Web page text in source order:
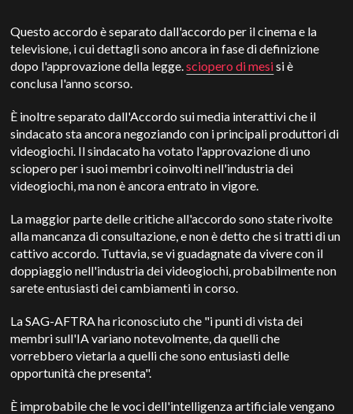
Questo accordo è separato dall'accordo per il cinema e la
televisione, i cui dettagli sono ancora in fase di definizione
dopo l'approvazione della legge.sciopero di mesisi è
conclusa l'anno scorso.
È inoltre separato dall'Accordo sui media interattivi che il
sindacato sta ancora negoziando con i principali produttori di
videogiochi. Il sindacato ha votato l'approvazione di uno
sciopero per i suoi membri coinvolti nell'industria dei
videogiochi, ma non è ancora entrato in vigore.
La maggior parte delle critiche all'accordo sono state rivolte
alla mancanza di consultazione, e non è detto che si tratti di un
cattivo accordo. Tuttavia, se vi guadagnate da vivere con il
doppiaggio nell'industria dei videogiochi, probabilmente non
sarete entusiasti dei cambiamenti in corso.
La SAG-AFTRA ha riconosciuto che "i punti di vista dei
membri sull'IA variano notevolmente, da quelli che
vorrebbero vietarla a quelli che sono entusiasti delle
opportunità che presenta".
È improbabile che le voci dell'intelligenza artificiale vengano